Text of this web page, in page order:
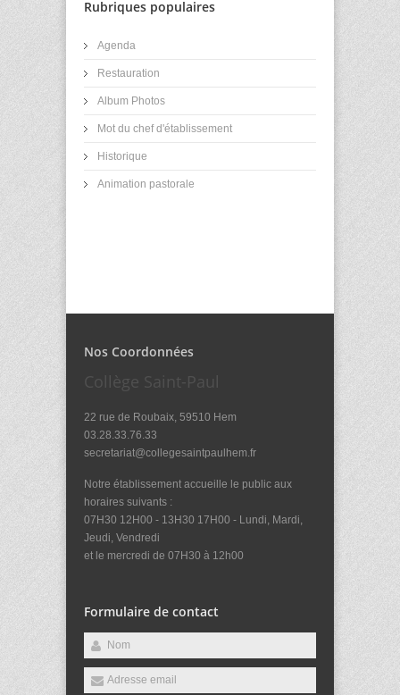
Rubriques populaires
Agenda
Restauration
Album Photos
Mot du chef d'établissement
Historique
Animation pastorale
Nos Coordonnées
Collège Saint-Paul
22 rue de Roubaix, 59510 Hem
03.28.33.76.33
secretariat@collegesaintpaulhem.fr
Notre établissement accueille le public aux
horaires suivants :
07H30 12H00 - 13H30 17H00 - Lundi, Mardi,
Jeudi, Vendredi
et le mercredi de 07H30 à 12h00
Formulaire de contact